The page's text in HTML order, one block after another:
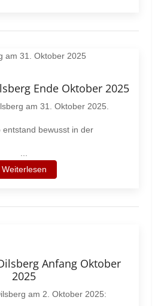
Ende Oktober 2025
am 31. Oktober 2025.
entstand bewusst in der
Weiterlesen
Anfang Oktober
2025
am 2. Oktober 2025: